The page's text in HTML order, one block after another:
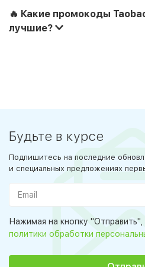
🔥 Какие промокоды
лучшие?
Будьте в курсе
Подпишитесь на последние
и специальных предложениях
Нажимая на кнопку
политики обработки